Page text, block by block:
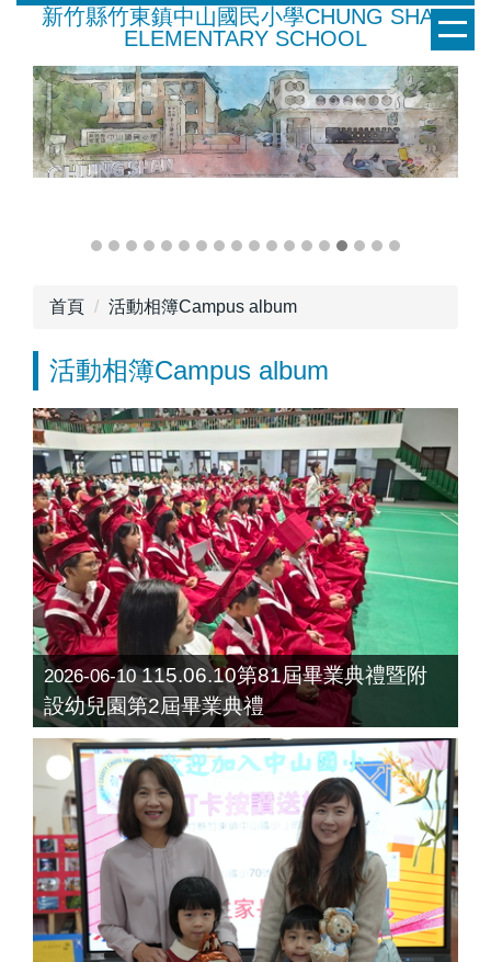
新竹縣竹東鎮中山國民小學CHUNG SHAN
ELEMENTARY SCHOOL
首頁 活動相簿Campus album
活動相簿Campus album
2026-06-10115.06.10第81屆畢業典禮暨附
設幼兒園第2屆畢業典禮